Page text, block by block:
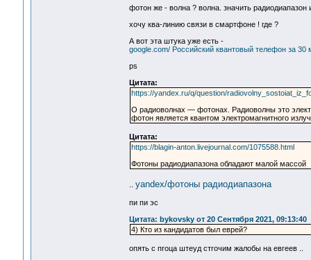
фотон же - волна ? волна. значить
хочу ква-линию связи в смартфоне ! где ?
А вот эта штука уже есть -
google.com/ Российский квантовый телефон за
ps
Цитата:
https://yandex.ru/q/question/
О радиоволнах — фотонах. Радиоволны это
фотон является квантом электромагнитного
Цитата:
https://blagin-anton.livejournal.com/1075588.html
Фотоны радиодиапазона обладают малой массой
yandex/фотоны радиодиапазона
пи пи эс
Цитата: bykovsky от 20 Сентября 2021, 09:13:40
4) Кто из кандидатов был еврей?
опять с пrоца штеуд стrочим жалобы на евгеев ..